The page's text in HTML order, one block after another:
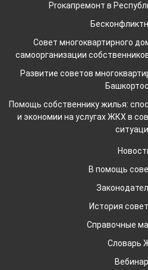
Proкапремонт в
Совет многоквартирного
самоорганизации
Развитие советов
Помощь собственнику жилья:
и экономии на услугах ЖКХ в
В помощь
История
Справочные
Словарь